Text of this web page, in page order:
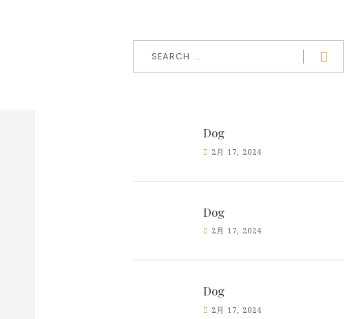
Dog
2月 17, 2024
Dog
2月 17, 2024
Dog
2月 17, 2024